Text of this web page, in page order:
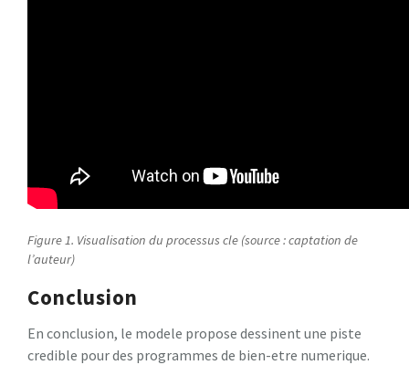
Figure 1. Visualisation du processus cle (source : captation de
l’auteur)
Conclusion
En conclusion, le modele propose dessinent une piste
credible pour des programmes de bien-etre numerique.